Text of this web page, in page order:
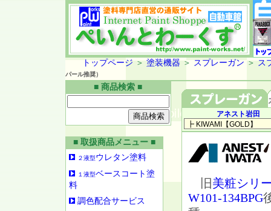
トップページ ＞ 塗装機器＞ スプレーガン ＞ ス
パール推奨）
■ 商品検索 ■
■ 取扱商品メニュー ■
２液型ウレタン塗料
１液型ベースコート塗
料
調色配合サービス
アネスト岩田
旧美粧シリ
W101-134BPG